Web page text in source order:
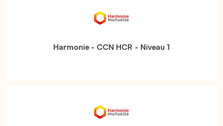
Harmonie - CCN HCR - Niveau 1